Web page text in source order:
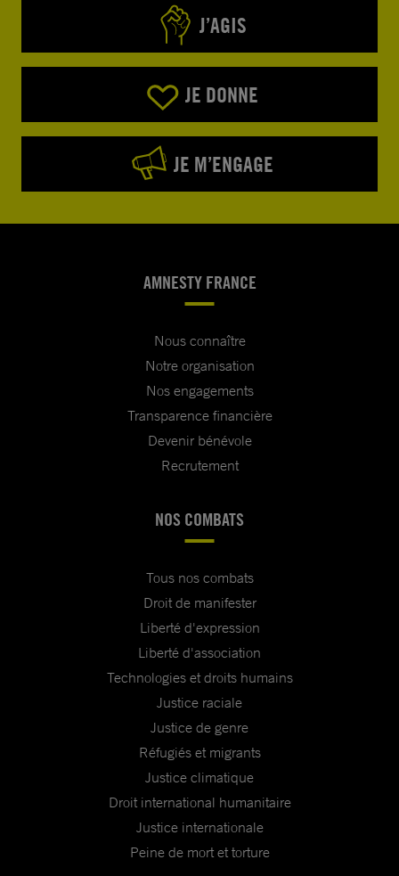
J’AGIS
JE DONNE
JE M’ENGAGE
AMNESTY FRANCE
Nous connaître
Notre organisation
Nos engagements
Transparence financière
Devenir bénévole
Recrutement
NOS COMBATS
Tous nos combats
Droit de manifester
Liberté d'expression
Liberté d'association
Technologies et droits humains
Justice raciale
Justice de genre
Réfugiés et migrants
Justice climatique
Droit international humanitaire
Justice internationale
Peine de mort et torture